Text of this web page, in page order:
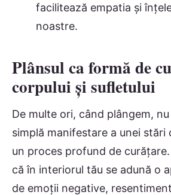
facilitează empatia și
noastre.
Plânsul ca formă de
corpului și sufletului
De multe ori, când plângem,
simplă manifestare a unei stări
un proces profund de
că în interiorul tău se adună o
de emoții negative,